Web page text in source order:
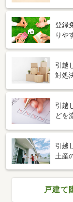
登録
りや
引越
対処
引越
どを
引越
土産
戸建て